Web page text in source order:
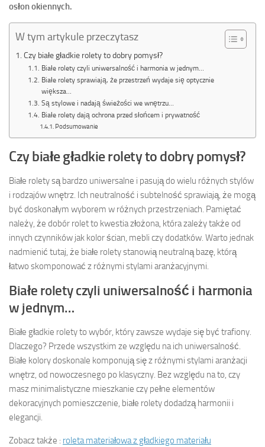
osłon okiennych.
W tym artykule przeczytasz
Czy białe gładkie rolety to dobry pomysł?
Białe rolety czyli uniwersalność i harmonia w jednym…
Białe rolety sprawiają, że przestrzeń wydaje się optycznie
większa…
Są stylowe i nadają świeżości we wnętrzu…
Białe rolety dają ochrona przed słońcem i prywatność
Podsumowanie
Czy białe gładkie rolety to dobry pomysł?
Białe rolety są bardzo uniwersalne i pasują do wielu różnych stylów
i rodzajów wnętrz. Ich neutralność i subtelność sprawiają, że mogą
być doskonałym wyborem w różnych przestrzeniach. Pamiętać
należy, że dobór rolet to kwestia złożona, która zależy także od
innych czynników jak kolor ścian, mebli czy dodatków. Warto jednak
nadmienić tutaj, że białe rolety stanowią neutralną bazę, którą
łatwo skomponować z różnymi stylami aranżacyjnymi.
Białe rolety czyli uniwersalność i harmonia
w jednym…
Białe gładkie rolety to wybór, który zawsze wydaje się być trafiony.
Dlaczego? Przede wszystkim ze względu na ich uniwersalność.
Białe kolory doskonale komponują się z różnymi stylami aranżacji
wnętrz, od nowoczesnego po klasyczny. Bez względu na to, czy
masz minimalistyczne mieszkanie czy pełne elementów
dekoracyjnych pomieszczenie, białe rolety dodadzą harmonii i
elegancji.
Zobacz także : roleta materiałowa z gładkiego materiału